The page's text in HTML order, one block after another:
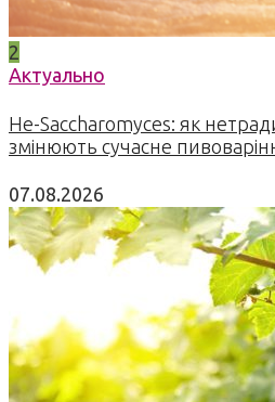
2
Актуально
Не-Saccharomyces: як
змінюють сучасне
07.08.2026